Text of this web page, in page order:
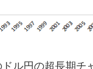
ル円の超長期チ